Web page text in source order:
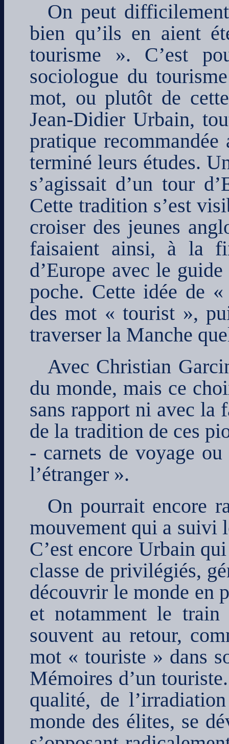
On peut
bien qu’ils en aient
tourisme ». C’est
sociologue du
mot, ou plutôt de
Jean-Didier Urbain,
pratique
terminé leurs études.
s’agissait d’un tour
Cette tradition s’est
croiser des jeunes
faisaient ainsi, à la
d’Europe avec le
poche. Cette idée de
des mot « tourist »,
traverser la Manche
Avec Christian
du monde, mais ce
sans rapport ni avec la
de la tradition de ces
- carnets de voyage
l’étranger ».
On pourrait encore
mouvement qui a suivi
C’est encore Urbain
classe de privilégiés,
découvrir le monde en
et notamment le
souvent au retour,
mot « touriste » dans
Mémoires d’un
qualité, de
monde des élites, se